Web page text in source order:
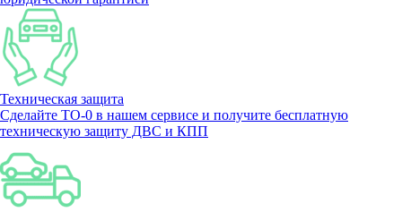
Техническая защита
Сделайте ТО-0 в нашем сервисе и получите бесплатную
техническую защиту ДВС и КПП